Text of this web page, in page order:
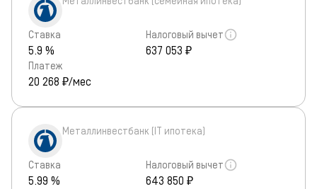
Ставка
5.9 %
Налоговый вычет
637 053 ₽
Платеж
20 268 ₽/мес
Металлинвестбанк (IT ипотека)
Ставка
5.99 %
Налоговый вычет
643 850 ₽